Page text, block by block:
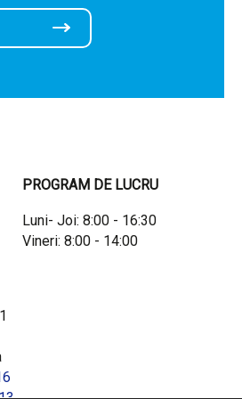
PROGRAM DE LUCRU
Luni- Joi: 8:00 - 16:30
Vineri: 8:00 - 14:00